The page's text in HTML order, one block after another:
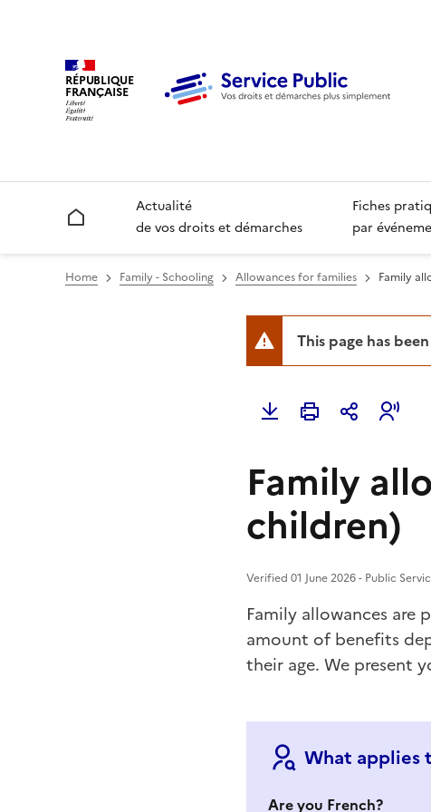
RÉPUBLIQUE
FRANÇAISE
Accueil
Actualité
de vos droits et démarches
Fiches
par
Home Family - Schooling Allowances for families Family
This page has
Family
children)
Verified 01 June 2026 - Public
Family allowances
amount of benefits
their age. We present
What applies
Are you French?